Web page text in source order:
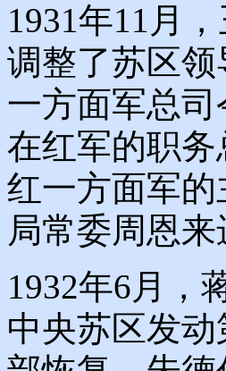
1931年11月
调整了苏区
一方面军总
在红军的职
红一方面军
局常委周恩
1932年6月，
中央苏区发